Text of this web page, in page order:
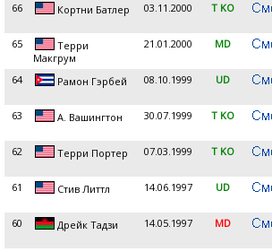
66 Кортни Батлер 03.11.2000 T KO
65
Терри
Макгрум
21.01.2000 MD
64 Рамон Гэрбей 08.10.1999 UD
63 А. Вашингтон 30.07.1999 T KO
62 Терри Портер 07.03.1999 T KO
61 Стив Литтл 14.06.1997 UD
60 Дрейк Тадзи 14.05.1997 MD